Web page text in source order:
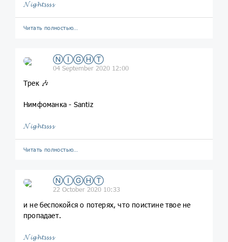
𝓝𝓲𝓰𝓱𝓽𝓼𝓼𝓼𝓼
Читать полностью…
ⓃⒾⒼⒽⓉ
04 September 2020 12:00
Трек 🎶
Нимфоманка - Santiz
𝓝𝓲𝓰𝓱𝓽𝓼𝓼𝓼𝓼
Читать полностью…
ⓃⒾⒼⒽⓉ
22 October 2020 10:33
и не беспокойся о потерях, что поистине твое не
пропадает.
𝓝𝓲𝓰𝓱𝓽𝓼𝓼𝓼𝓼